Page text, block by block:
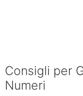
Consigli per
Numeri